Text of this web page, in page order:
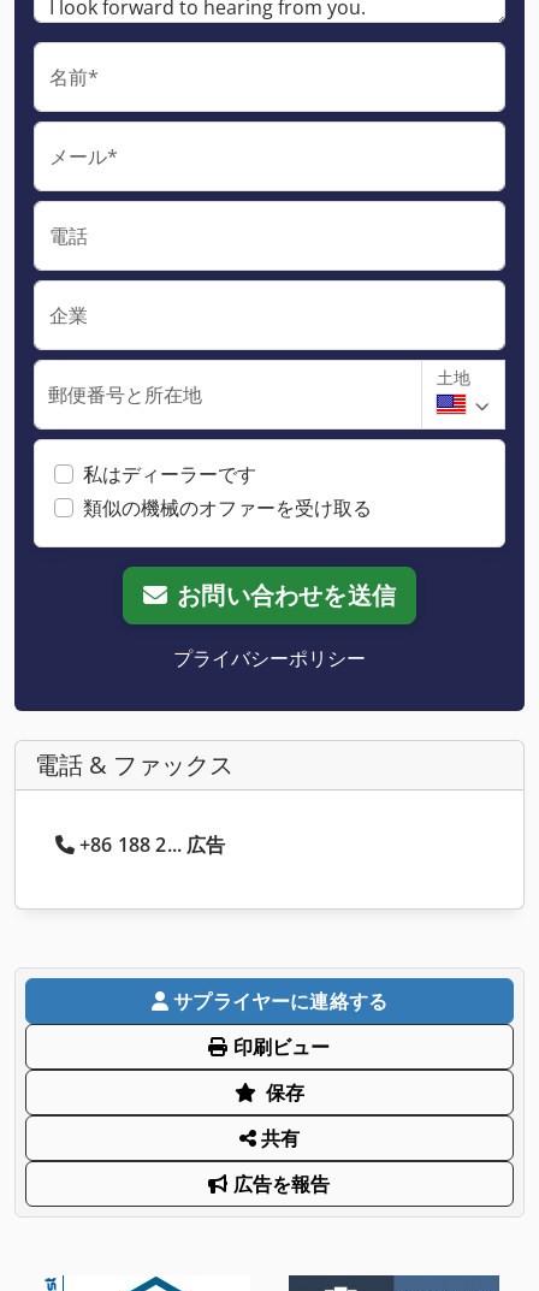
名前*
メール*
電話
企業
郵便番号と所在地
土地
私はディーラーです
類似の機械のオファーを受け取る
お問い合わせを送信
プライバシーポリシー
電話 & ファックス
+86 188 2... 広告
サプライヤーに連絡する
印刷ビュー
保存
共有
広告を報告